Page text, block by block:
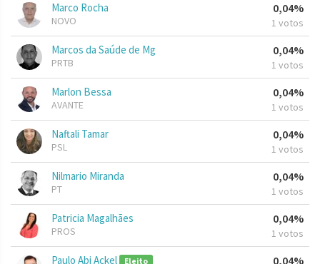
Marco Rocha
NOVO
0,04%
1 votos
Marcos da Saúde de Mg
PRTB
0,04%
1 votos
Marlon Bessa
AVANTE
0,04%
1 votos
Naftali Tamar
PSL
0,04%
1 votos
Nilmario Miranda
PT
0,04%
1 votos
Patricia Magalhães
PROS
0,04%
1 votos
Paulo Abi Ackel Eleito 0,04%